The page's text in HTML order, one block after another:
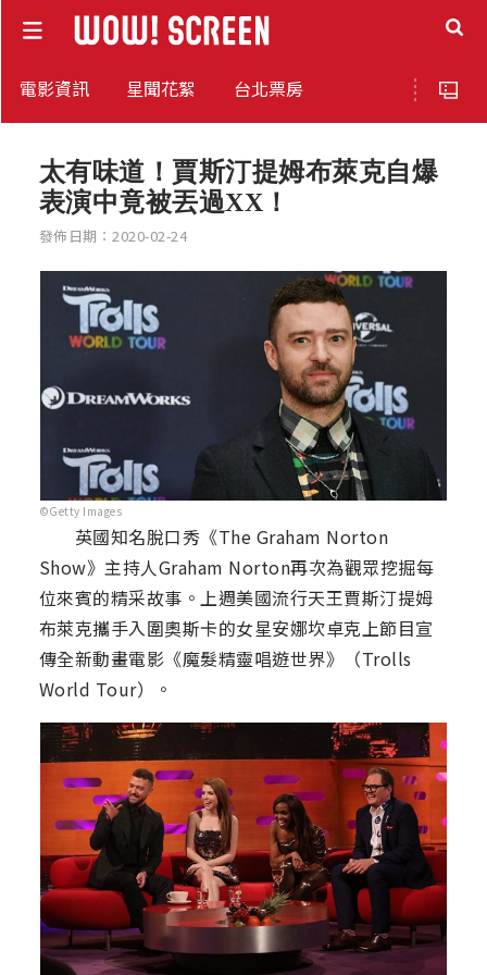
電影資訊 星聞花絮 台北票房
太有味道！賈斯汀提姆布萊克自爆
表演中竟被丟過XX！
發佈日期：2020-02-24
©Getty Images
英國知名脫口秀《The Graham Norton
Show》主持人Graham Norton再次為觀眾挖掘每
位來賓的精采故事。上週美國流行天王賈斯汀提姆
布萊克攜手入圍奧斯卡的女星安娜坎卓克上節目宣
傳全新動畫電影《魔髮精靈唱遊世界》（Trolls
World Tour）。